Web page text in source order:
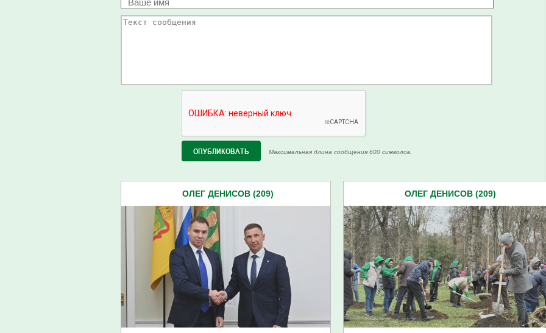
Максимальная длина сообщения 600 символов.
ОЛЕГ ДЕНИСОВ (209) ОЛЕГ ДЕНИСОВ (209)